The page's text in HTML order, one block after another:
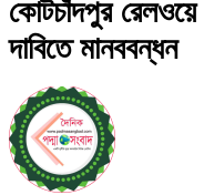
কোটচাঁদপুর রেলওয়ে
দাবিতে মানববন্ধন